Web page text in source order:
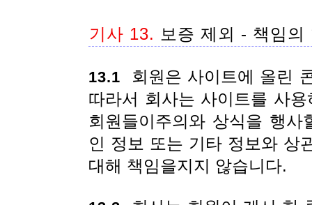
기사 13. 보증 제외 - 책임의
13.1 회원은 사이트에 올린
따라서 회사는 사이트를 사
회원들이주의와 상식을 행
인 정보 또는 기타 정보와 상
대해 책임을지지 않습니다.